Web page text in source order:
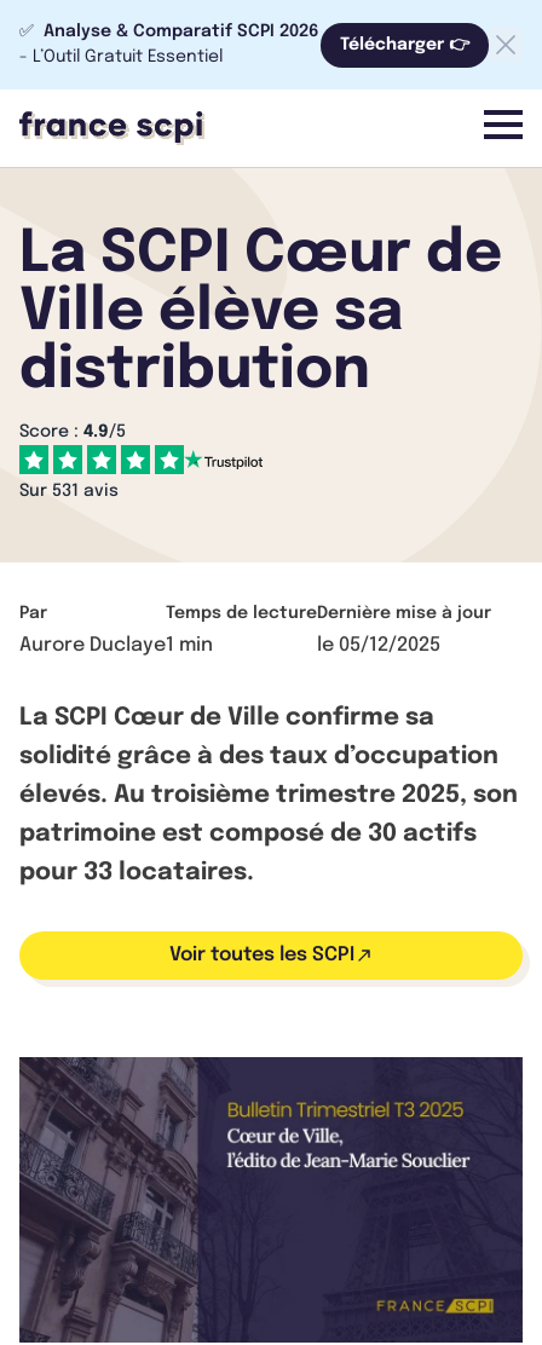
✅ Analyse & Comparatif SCPI 2026
- L’Outil Gratuit Essentiel
Télécharger 👉
menu
La SCPI Cœur de
Ville élève sa
distribution
Score : 4.9/5
Sur 531 avis
Par
Aurore Duclaye
Temps de lecture
1 min
Dernière mise à jour
le 05/12/2025
La SCPI Cœur de Ville confirme sa
solidité grâce à des taux d’occupation
élevés. Au troisième trimestre 2025, son
patrimoine est composé de 30 actifs
pour 33 locataires.
Voir toutes les SCPI